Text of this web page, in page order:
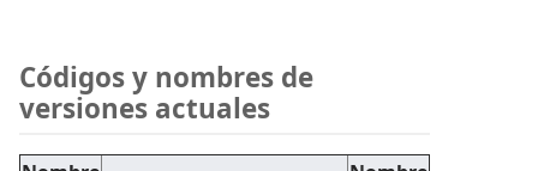
Códigos y nombres de
versiones actuales